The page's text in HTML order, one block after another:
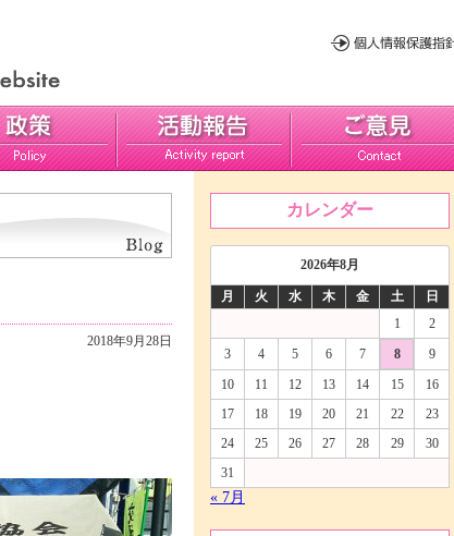
ご意見
2018年9月28日
カレンダー
2026年8月
月 火 水 木 金 土
日
1
2
3
4 5 6 7 8
9
10
11 12 13 14 15
16
17
18 19 20 21 22
23
24
25 26 27 28 29
30
31
« 7月